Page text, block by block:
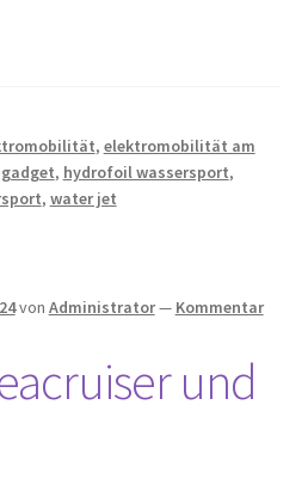
, elektromobilität am
gadget, hydrofoil wassersport,
, water jet
von Administrator— Kommentar
und